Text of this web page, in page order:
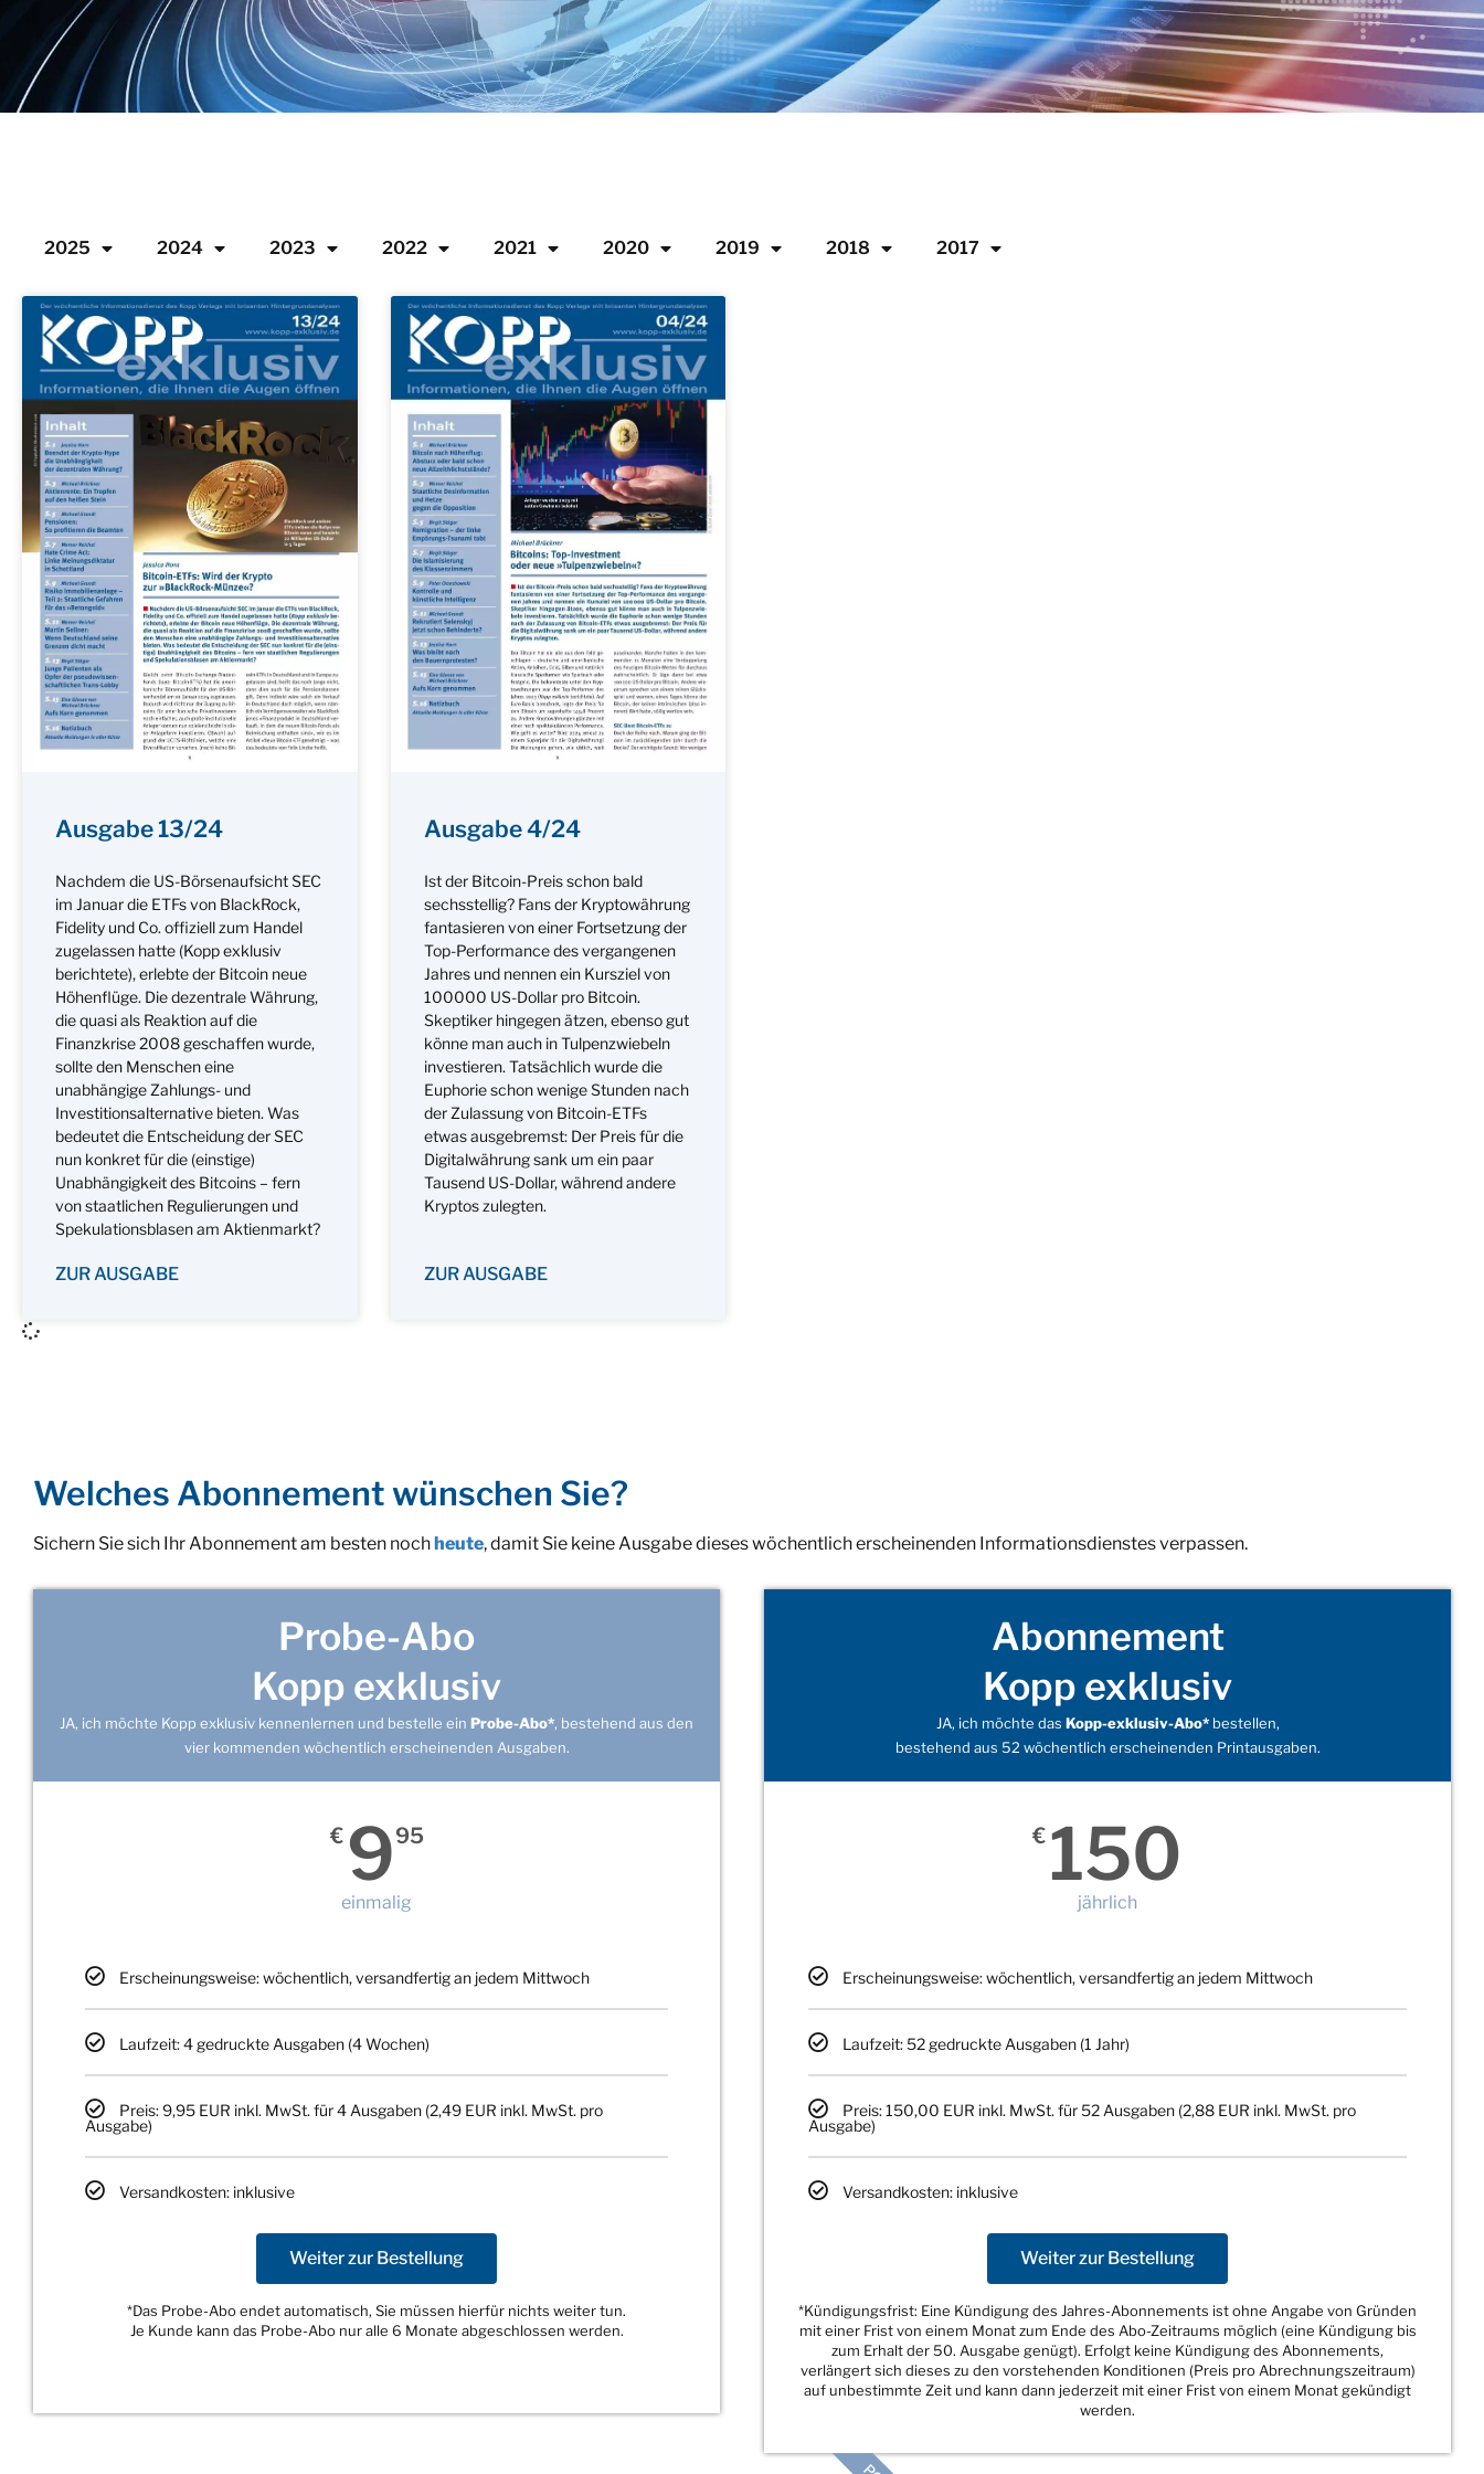
2025 2024 2023 2022 2021 2020 2019 2018 2017
Ausgabe 13/24
Nachdem die US-Börsenaufsicht SEC
im Januar die ETFs von BlackRock,
Fidelity und Co. offiziell zum Handel
zugelassen hatte (Kopp exklusiv
berichtete), erlebte der Bitcoin neue
Höhenflüge. Die dezentrale Währung,
die quasi als Reaktion auf die
Finanzkrise 2008 geschaffen wurde,
sollte den Menschen eine
unabhängige Zahlungs- und
Investitionsalternative bieten. Was
bedeutet die Entscheidung der SEC
nun konkret für die (einstige)
Unabhängigkeit des Bitcoins – fern
von staatlichen Regulierungen und
Spekulationsblasen am Aktienmarkt?
ZUR AUSGABE
Ausgabe 4/24
Ist der Bitcoin-Preis schon bald
sechsstellig? Fans der Kryptowährung
fantasieren von einer Fortsetzung der
Top-Performance des vergangenen
Jahres und nennen ein Kursziel von
100000 US-Dollar pro Bitcoin.
Skeptiker hingegen ätzen, ebenso gut
könne man auch in Tulpenzwiebeln
investieren. Tatsächlich wurde die
Euphorie schon wenige Stunden nach
der Zulassung von Bitcoin-ETFs
etwas ausgebremst: Der Preis für die
Digitalwährung sank um ein paar
Tausend US-Dollar, während andere
Kryptos zulegten.
ZUR AUSGABE
Welches Abonnement wünschen Sie?
Sichern Sie sich Ihr Abonnement am besten nochheute, damit Sie keine Ausgabe dieses wöchentlich erscheinenden Informationsdienstes verpassen.
Probe-Abo
Kopp exklusiv
JA, ich möchte Kopp exklusiv kennenlernen und bestelle ein Probe-Abo*, bestehend aus den
vier kommenden wöchentlich erscheinenden Ausgaben.
€ 995
einmalig
Erscheinungsweise: wöchentlich, versandfertig an jedem Mittwoch
Laufzeit: 4 gedruckte Ausgaben (4 Wochen)
Preis: 9,95 EUR inkl. MwSt. für 4 Ausgaben (2,49 EUR inkl. MwSt. pro
Ausgabe)
Versandkosten: inklusive
Weiter zur Bestellung
*Das Probe-Abo endet automatisch, Sie müssen hierfür nichts weiter tun.
Je Kunde kann das Probe-Abo nur alle 6 Monate abgeschlossen werden.
Abonnement
Kopp exklusiv
JA, ich möchte das Kopp-exklusiv-Abo*bestellen,
bestehend aus 52 wöchentlich erscheinenden Printausgaben.
€ 150
jährlich
Erscheinungsweise: wöchentlich, versandfertig an jedem Mittwoch
Laufzeit: 52 gedruckte Ausgaben (1 Jahr)
Preis: 150,00 EUR inkl. MwSt. für 52 Ausgaben (2,88 EUR inkl. MwSt. pro
Ausgabe)
Versandkosten: inklusive
Weiter zur Bestellung
*Kündigungsfrist: Eine Kündigung des Jahres-Abonnements ist ohne Angabe von Gründen
mit einer Frist von einem Monat zum Ende des Abo-Zeitraums möglich (eine Kündigung bis
zum Erhalt der 50. Ausgabe genügt). Erfolgt keine Kündigung des Abonnements,
verlängert sich dieses zu den vorstehenden Konditionen (Preis pro Abrechnungszeitraum)
auf unbestimmte Zeit und kann dann jederzeit mit einer Frist von einem Monat gekündigt
werden.